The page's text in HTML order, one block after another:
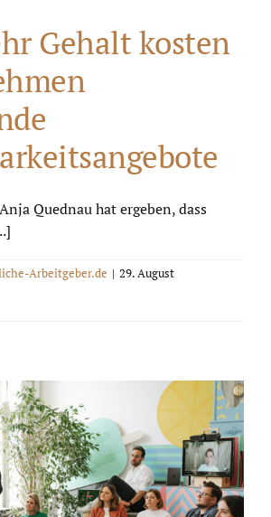
Gehalt kosten
Quednau hat ergeben, dass
Arbeitgeber.de | 29. August